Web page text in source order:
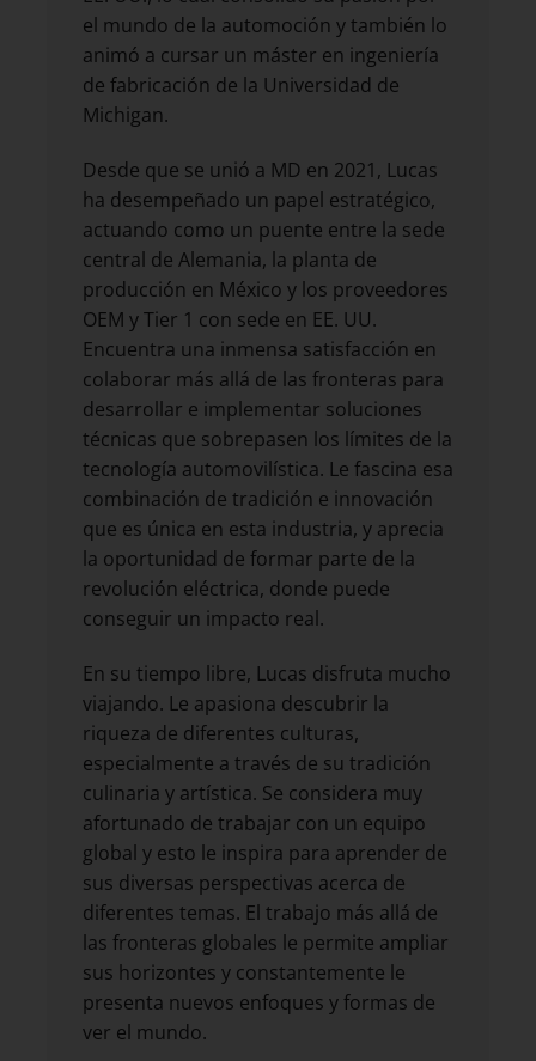
el mundo de la automoción y también lo
animó a cursar un máster en ingeniería
de fabricación de la Universidad de
Michigan.
Desde que se unió a MD en 2021, Lucas
ha desempeñado un papel estratégico,
actuando como un puente entre la sede
central de Alemania, la planta de
producción en México y los proveedores
OEM y Tier 1 con sede en EE. UU.
Encuentra una inmensa satisfacción en
colaborar más allá de las fronteras para
desarrollar e implementar soluciones
técnicas que sobrepasen los límites de la
tecnología automovilística. Le fascina esa
combinación de tradición e innovación
que es única en esta industria, y aprecia
la oportunidad de formar parte de la
revolución eléctrica, donde puede
conseguir un impacto real.
En su tiempo libre, Lucas disfruta mucho
viajando. Le apasiona descubrir la
riqueza de diferentes culturas,
especialmente a través de su tradición
culinaria y artística. Se considera muy
afortunado de trabajar con un equipo
global y esto le inspira para aprender de
sus diversas perspectivas acerca de
diferentes temas. El trabajo más allá de
las fronteras globales le permite ampliar
sus horizontes y constantemente le
presenta nuevos enfoques y formas de
ver el mundo.